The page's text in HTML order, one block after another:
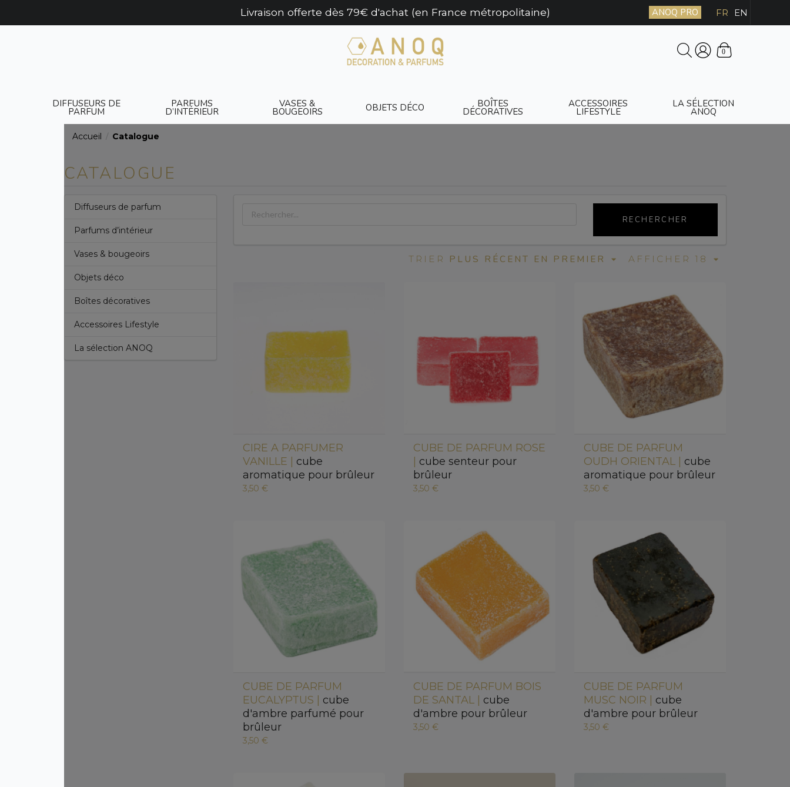
Livraison offerte dès 79€ d'achat (en France métropolitaine) ANOQ PRO FR EN
0
DIFFUSEURS DE
PARFUM
PARFUMS
D’INTÉRIEUR
VASES &
BOUGEOIRS OBJETS DÉCO BOÎTES
DÉCORATIVES
ACCESSOIRES
LIFESTYLE
LA SÉLECTION
ANOQ
Accueil / Catalogue
CATALOGUE
Diffuseurs de parfum
Parfums d’intérieur
Vases & bougeoirs
Objets déco
Boîtes décoratives
Accessoires Lifestyle
La sélection ANOQ
RECHERCHER
AFFICHER 18
TRIER PLUS RÉCENT EN PREMIER
CIRE A PARFUMER
VANILLE | cube
aromatique pour brûleur
3,50 €
CUBE DE PARFUM ROSE
cube senteur pour
brûleur
3,50 €
CUBE DE PARFUM
OUDH ORIENTAL | cube
aromatique pour brûleur
3,50 €
CUBE DE PARFUM
EUCALYPTUS | cube
d'ambre parfumé pour
brûleur
3,50 €
CUBE DE PARFUM BOIS
DE SANTAL | cube
d'ambre pour brûleur
3,50 €
CUBE DE PARFUM
MUSC NOIR | cube
d'ambre pour brûleur
3,50 €